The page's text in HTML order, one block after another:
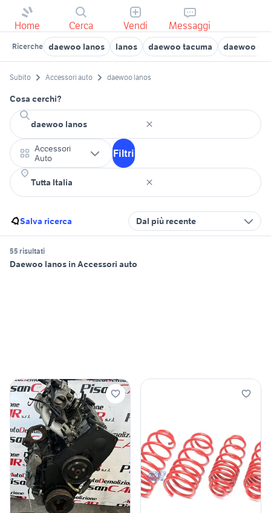
Home Cerca Vendi Messaggi
Ricerche daewoo lanos lanos daewoo tacuma daewoo gpl
Subito Accessori auto daewoo lanos
Cosa cerchi?
Accessori
Auto
Filtri
Salva ricerca Dal più recente
55 risultati
Daewoo lanos in Accessori auto